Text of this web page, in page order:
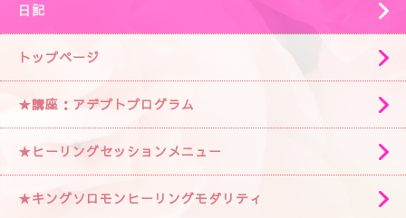
日記
トップページ
★講座：アデプトプログラム
★ヒーリングセッションメニュー
★キングソロモンヒーリングモダリティ